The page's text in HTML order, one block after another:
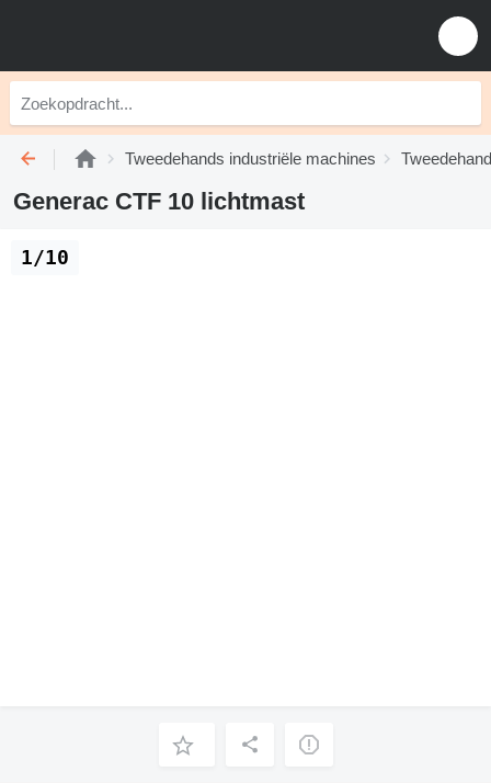
Tweedehands industriële machines
Generac CTF 10 lichtmast
1/10